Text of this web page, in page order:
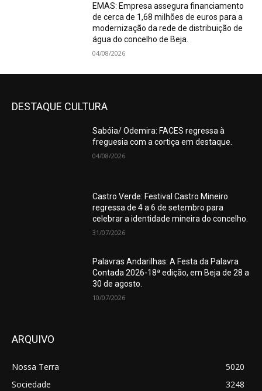
EMAS: Empresa assegura financiamento
de cerca de 1,68 milhões de euros para a
modernização da rede de distribuição de
água do concelho de Beja.
04/08/2026
DESTAQUE CULTURA
Sabóia/ Odemira: FACES regressa à
freguesia com a cortiça em destaque.
04/08/2026
Castro Verde: Festival Castro Mineiro
regressa de 4 a 6 de setembro para
celebrar a identidade mineira do concelho.
31/07/2026
Palavras Andarilhas: A Festa da Palavra
Contada 2026-18ª edição, em Beja de 28 a
30 de agosto.
10/07/2026
ARQUIVO
Nossa Terra
5020
Sociedade
3248